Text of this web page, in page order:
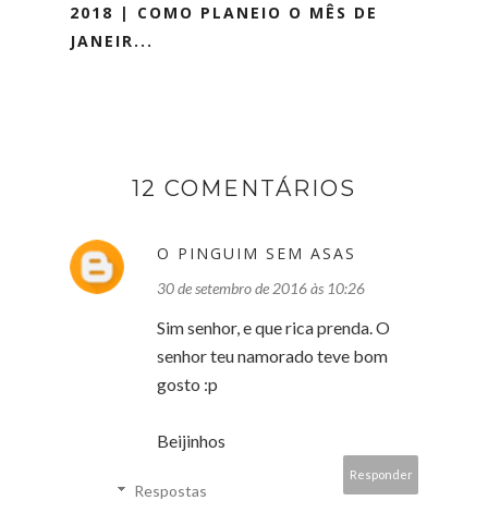
2018 | COMO PLANEIO O MÊS DE
JANEIR...
12 COMENTÁRIOS
O PINGUIM SEM ASAS
30 de setembro de 2016 às 10:26
Sim senhor, e que rica prenda. O
senhor teu namorado teve bom
gosto :p
Beijinhos
Responder
Respostas